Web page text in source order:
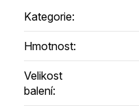
Kategorie:
Hmotnost:
Velikost
balení: